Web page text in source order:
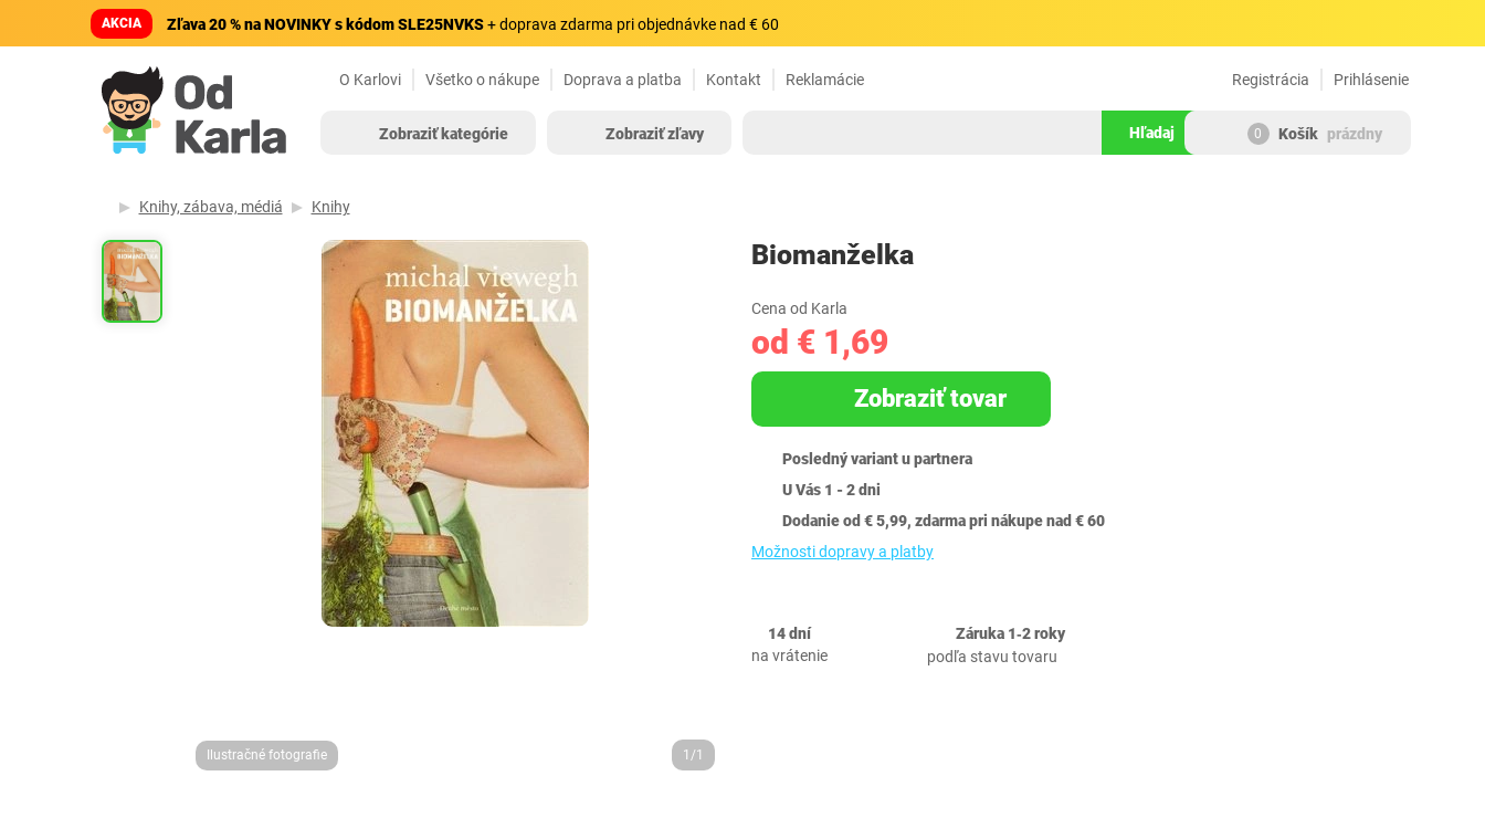
AKCIA Zľava 20 % na NOVINKY s kódom SLE25NVKS+ doprava zdarma pri objednávke nad € 60
O Karlovi Všetko o nákupe Doprava a platba Kontakt Reklamácie Prihlásenie
Registrácia
Zobraziť kategórie Zobraziť zľavy Hľadaj 0 Košík prázdny
Knihy, zábava, médiá Knihy
Ilustračné fotografie 1/1
Biomanželka
Cena od Karla
od € 1,69
Zobraziť tovar
Posledný variant u partnera
U Vás 1 - 2 dni
Dodanie od € 5,99, zdarma pri nákupe nad € 60
Možnosti dopravy a platby
14 dní
na vrátenie
Záruka 1‐2 roky
podľa stavu tovaru